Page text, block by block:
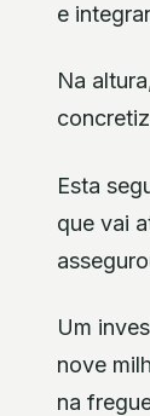
e
Na
Esta
que vai
Um
nove
na